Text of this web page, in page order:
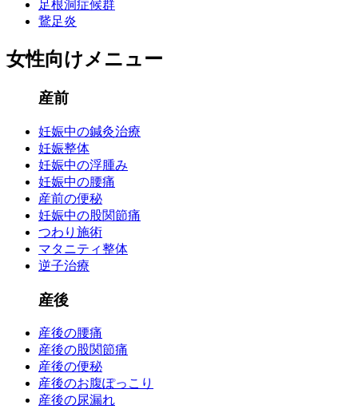
足根洞症候群
鵞足炎
女性向けメニュー
産前
妊娠中の鍼灸治療
妊娠整体
妊娠中の浮腫み
妊娠中の腰痛
産前の便秘
妊娠中の股関節痛
つわり施術
マタニティ整体
逆子治療
産後
産後の腰痛
産後の股関節痛
産後の便秘
産後のお腹ぽっこり
産後の尿漏れ